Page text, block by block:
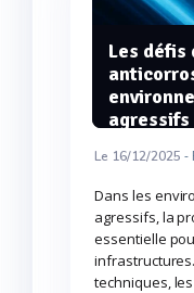
Les
agressifs
Le 16/12/2025 -
Dans les
agressifs, la
essentielle
techniques,